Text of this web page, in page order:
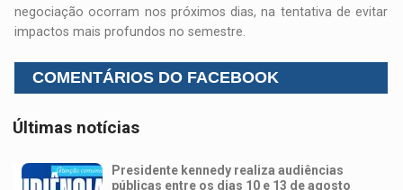
negociação ocorram nos próximos dias, na tentativa de evitar
impactos mais profundos no semestre.
COMENTÁRIOS DO FACEBOOK
Últimas notícias
Presidente kennedy realiza audiências
públicas entre os dias 10 e 13 de agosto